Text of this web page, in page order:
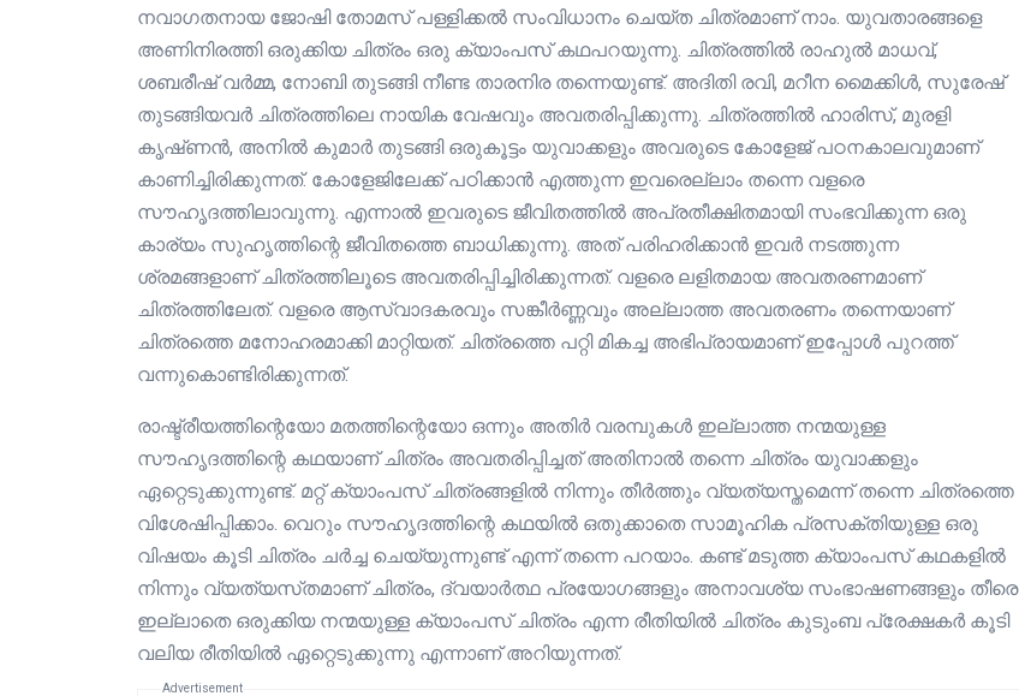
നവാഗതനായ ജോഷി തോമസ് പള്ളിക്കൽ സംവിധാനം ചെയ്ത ചിത്രമാണ് നാം. യുവതാരങ്ങളെ
അണിനിരത്തി ഒരുക്കിയ ചിത്രം ഒരു ക്യാംപസ് കഥപറയുന്നു. ചിത്രത്തിൽ രാഹുൽ മാധവ്,
ശബരീഷ് വർമ്മ, നോബി തുടങ്ങി നീണ്ട താരനിര തന്നെയുണ്ട്. അദിതി രവി, മറീന മൈക്കിൾ, സുരേഷ്
തുടങ്ങിയവർ ചിത്രത്തിലെ നായിക വേഷവും അവതരിപ്പിക്കുന്നു. ചിത്രത്തിൽ ഹാരിസ്, മുരളി
കൃഷ്‌ണൻ, അനിൽ കുമാർ തുടങ്ങി ഒരുകൂട്ടം യുവാക്കളും അവരുടെ കോളേജ് പഠനകാലവുമാണ്
കാണിച്ചിരിക്കുന്നത്. കോളേജിലേക്ക് പഠിക്കാൻ എത്തുന്ന ഇവരെല്ലാം തന്നെ വളരെ
സൗഹൃദത്തിലാവുന്നു. എന്നാൽ ഇവരുടെ ജീവിതത്തിൽ അപ്രതീക്ഷിതമായി സംഭവിക്കുന്ന ഒരു
കാര്യം സുഹൃത്തിന്റെ ജീവിതത്തെ ബാധിക്കുന്നു. അത് പരിഹരിക്കാൻ ഇവർ നടത്തുന്ന
ശ്രമങ്ങളാണ് ചിത്രത്തിലൂടെ അവതരിപ്പിച്ചിരിക്കുന്നത്. വളരെ ലളിതമായ അവതരണമാണ്
ചിത്രത്തിലേത്. വളരെ ആസ്വാദകരവും സങ്കീർണ്ണവും അല്ലാത്ത അവതരണം തന്നെയാണ്
ചിത്രത്തെ മനോഹരമാക്കി മാറ്റിയത്. ചിത്രത്തെ പറ്റി മികച്ച അഭിപ്രായമാണ് ഇപ്പോൾ പുറത്ത്
വന്നുകൊണ്ടിരിക്കുന്നത്.
രാഷ്ട്രീയത്തിന്റെയോ മതത്തിന്റെയോ ഒന്നും അതിര്‍ വരമ്പുകൾ ഇല്ലാത്ത നന്മയുള്ള
സൗഹൃദത്തിന്റെ കഥയാണ് ചിത്രം അവതരിപ്പിച്ചത് അതിനാൽ തന്നെ ചിത്രം യുവാക്കളും
ഏറ്റെടുക്കുന്നുണ്ട്. മറ്റ് ക്യാംപസ് ചിത്രങ്ങളിൽ നിന്നും തീർത്തും വ്യത്യസ്തമെന്ന് തന്നെ ചിത്രത്തെ
വിശേഷിപ്പിക്കാം. വെറും സൗഹൃദത്തിന്റെ കഥയിൽ ഒതുക്കാതെ സാമൂഹിക പ്രസക്തിയുള്ള ഒരു
വിഷയം കൂടി ചിത്രം ചർച്ച ചെയ്യുന്നുണ്ട് എന്ന് തന്നെ പറയാം. കണ്ട് മടുത്ത ക്യാംപസ് കഥകളിൽ
നിന്നും വ്യത്യസ്‍തമാണ് ചിത്രം, ദ്വയാർത്ഥ പ്രയോഗങ്ങളും അനാവശ്യ സംഭാഷണങ്ങളും തീരെ
ഇല്ലാതെ ഒരുക്കിയ നന്മയുള്ള ക്യാംപസ് ചിത്രം എന്ന രീതിയിൽ ചിത്രം കുടുംബ പ്രേക്ഷകർ കൂടി
വലിയ രീതിയിൽ ഏറ്റെടുക്കുന്നു എന്നാണ് അറിയുന്നത്.
Advertisement